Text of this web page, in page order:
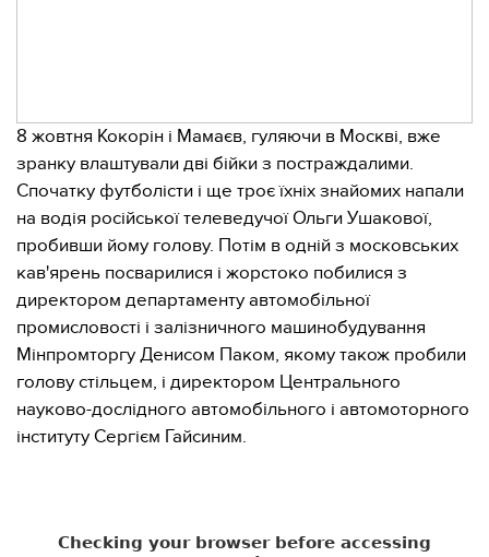
8 жовтня Кокорін і Мамаєв, гуляючи в Москві, вже
зранку влаштували дві бійки з постраждалими.
Спочатку футболісти і ще троє їхніх знайомих напали
на водія російської телеведучої Ольги Ушакової,
пробивши йому голову. Потім в одній з московських
кав'ярень посварилися і жорстоко побилися з
директором департаменту автомобільної
промисловості і залізничного машинобудування
Мінпромторгу Денисом Паком, якому також пробили
голову стільцем, і директором Центрального
науково-дослідного автомобільного і автомоторного
інституту Сергієм Гайсиним.